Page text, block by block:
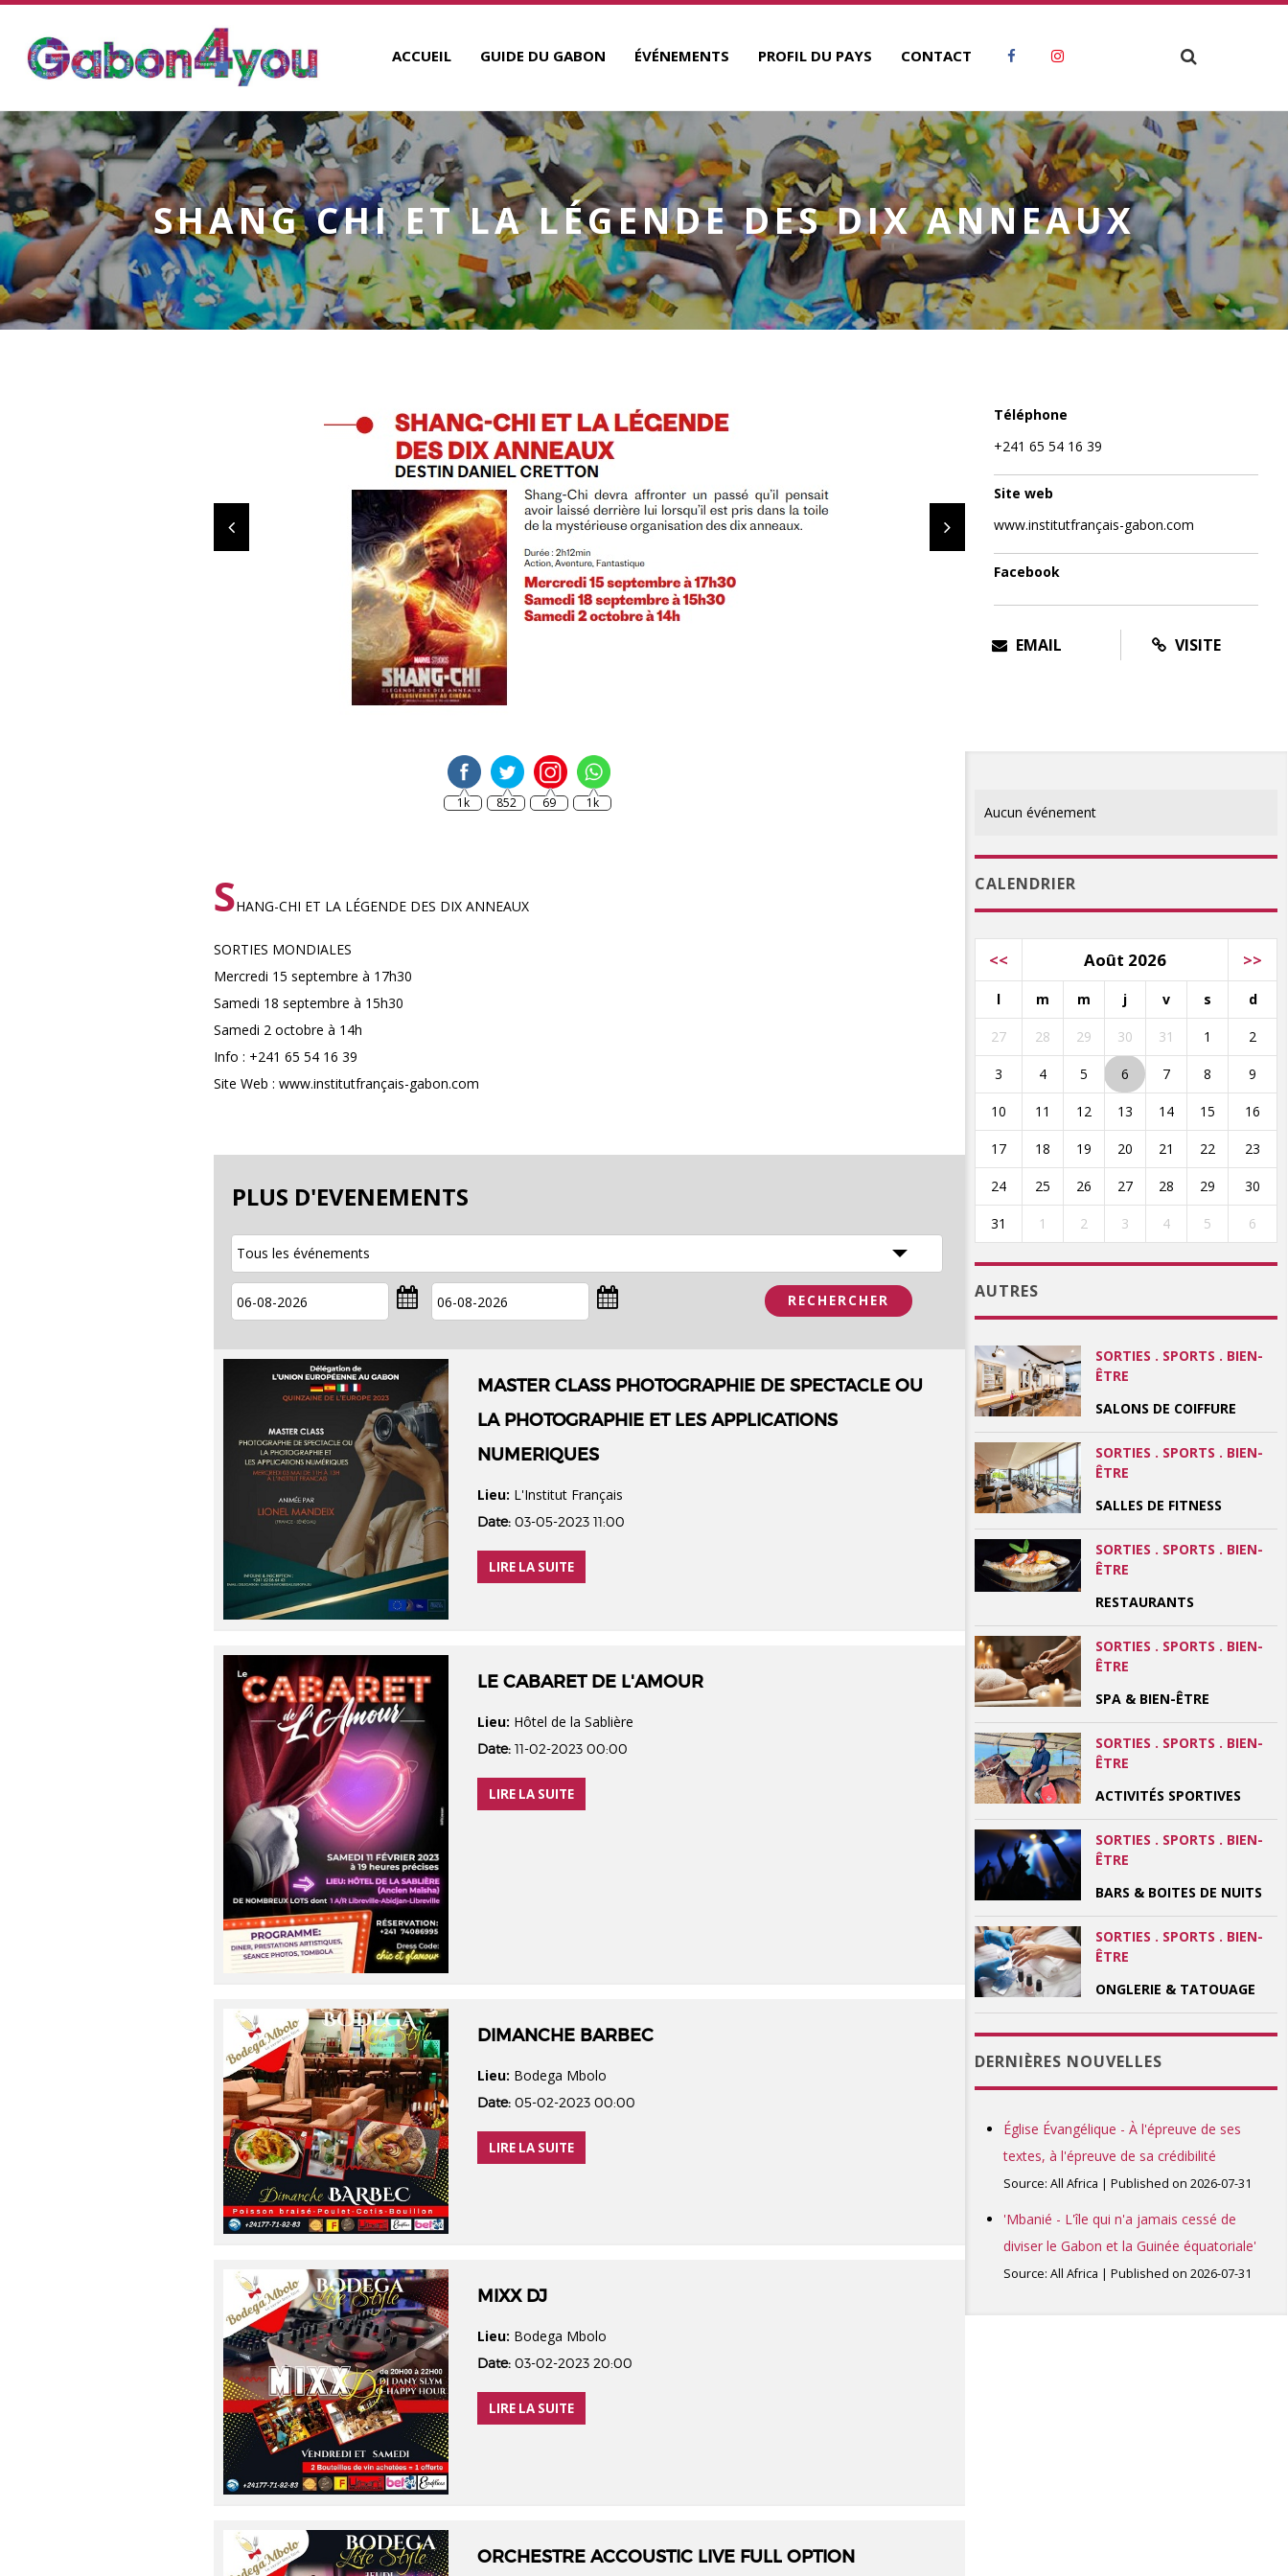
ACCUEIL GUIDE DU GABON ÉVÉNEMENTS PROFIL DU PAYS CONTACT
SHANG CHI ET LA LÉGENDE DES DIX ANNEAUX
Téléphone
+241 65 54 16 39
Site web
www.institutfrançais-gabon.com
Facebook
EMAIL VISITE
1k 852 69 1k
SHANG-CHI ET LA LÉGENDE DES DIX ANNEAUX
SORTIES MONDIALES
Mercredi 15 septembre à 17h30
Samedi 18 septembre à 15h30
Samedi 2 octobre à 14h
Info : +241 65 54 16 39
Site Web : www.institutfrançais-gabon.com
PLUS D'EVENEMENTS
MASTER CLASS PHOTOGRAPHIE DE SPECTACLE OU
LA PHOTOGRAPHIE ET LES APPLICATIONS
NUMERIQUES
Lieu: L'Institut Français
Date: 03-05-2023 11:00
LIRE LA SUITE
LE CABARET DE L'AMOUR
Lieu: Hôtel de la Sablière
Date: 11-02-2023 00:00
LIRE LA SUITE
DIMANCHE BARBEC
Lieu: Bodega Mbolo
Date: 05-02-2023 00:00
LIRE LA SUITE
MIXX DJ
Lieu: Bodega Mbolo
Date: 03-02-2023 20:00
LIRE LA SUITE
ORCHESTRE ACCOUSTIC LIVE FULL OPTION
Aucun événement
CALENDRIER
<< Août 2026 >>
l m m j v s d
27 28 29 30 31 1 2
3 4 5 6 7 8 9
10 11 12 13 14 15 16
17 18 19 20 21 22 23
24 25 26 27 28 29 30
31 1 2 3 4 5 6
AUTRES
SORTIES . SPORTS . BIEN-
ÊTRE
SALONS DE COIFFURE
SORTIES . SPORTS . BIEN-
ÊTRE
SALLES DE FITNESS
SORTIES . SPORTS . BIEN-
ÊTRE
RESTAURANTS
SORTIES . SPORTS . BIEN-
ÊTRE
SPA & BIEN-ÊTRE
SORTIES . SPORTS . BIEN-
ÊTRE
ACTIVITÉS SPORTIVES
SORTIES . SPORTS . BIEN-
ÊTRE
BARS & BOITES DE NUITS
SORTIES . SPORTS . BIEN-
ÊTRE
ONGLERIE & TATOUAGE
DERNIÈRES NOUVELLES
Église Évangélique - À l'épreuve de ses
textes, à l'épreuve de sa crédibilité
Source: All Africa Published on 2026-07-31
'Mbanié - L'île qui n'a jamais cessé de
diviser le Gabon et la Guinée équatoriale'
Source: All Africa Published on 2026-07-31